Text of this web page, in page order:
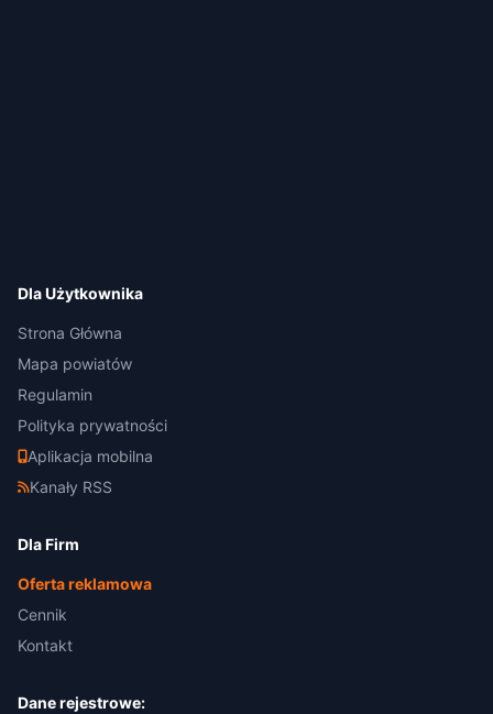
Dla Użytkownika
Strona Główna
Mapa powiatów
Regulamin
Polityka prywatności
Aplikacja mobilna
Kanały RSS
Dla Firm
Oferta reklamowa
Cennik
Kontakt
Dane rejestrowe: